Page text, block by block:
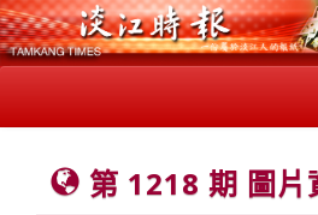
第 1218 期 圖片